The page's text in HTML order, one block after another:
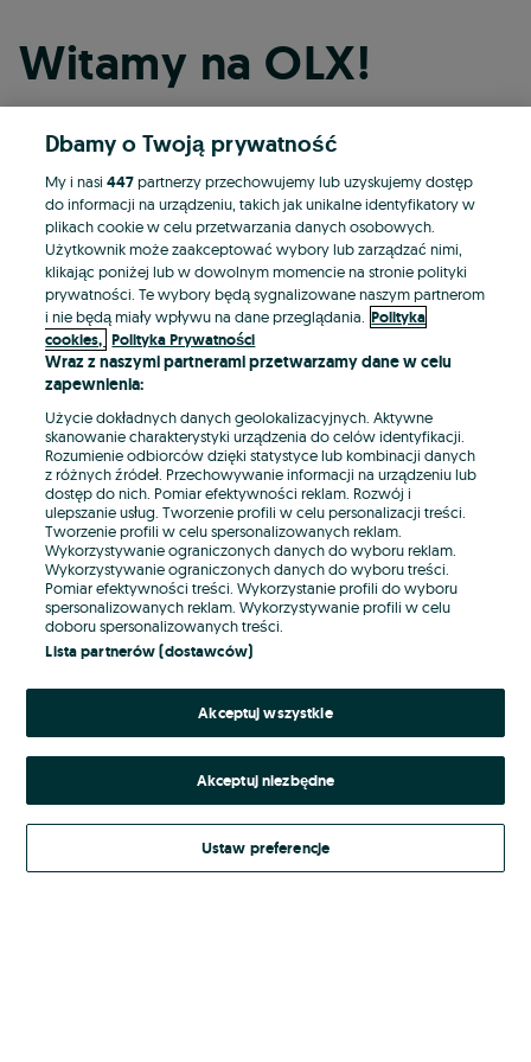
Witamy na OLX!
Kontynuuj przez Facebooka
Kontynuuj przez konto Apple
Kontynuuj przez konto Google
LUB
E-mail
Hasło
Nie pamiętasz hasła?
Zaloguj się
Kontynuując za pośrednictwem jednego z dostawców wskazanych powyżej,
Regulamin serwisuOLX.pl w jego aktualnym brzmieniu.
Dbamy o Twoją prywatność
My i nasi447partnerzy przechowujemy lub uzyskujemy dostęp
do informacji na urządzeniu, takich jak unikalne identyfikatory w
plikach cookie w celu przetwarzania danych osobowych.
Użytkownik może zaakceptować wybory lub zarządzać nimi,
klikając poniżej lub w dowolnym momencie na stronie polityki
prywatności. Te wybory będą sygnalizowane naszym partnerom
i nie będą miały wpływu na dane przeglądania. Polityka
cookies, Polityka Prywatności
Wraz z naszymi partnerami przetwarzamy dane w celu
zapewnienia:
Użycie dokładnych danych geolokalizacyjnych. Aktywne
skanowanie charakterystyki urządzenia do celów identyfikacji.
Rozumienie odbiorców dzięki statystyce lub kombinacji danych
z różnych źródeł. Przechowywanie informacji na urządzeniu lub
dostęp do nich. Pomiar efektywności reklam. Rozwój i
ulepszanie usług. Tworzenie profili w celu personalizacji treści.
Tworzenie profili w celu spersonalizowanych reklam.
Wykorzystywanie ograniczonych danych do wyboru reklam.
Wykorzystywanie ograniczonych danych do wyboru treści.
Pomiar efektywności treści. Wykorzystanie profili do wyboru
spersonalizowanych reklam. Wykorzystywanie profili w celu
doboru spersonalizowanych treści.
Lista partnerów (dostawców)
Akceptuj wszystkie
Akceptuj niezbędne
Ustaw preferencje